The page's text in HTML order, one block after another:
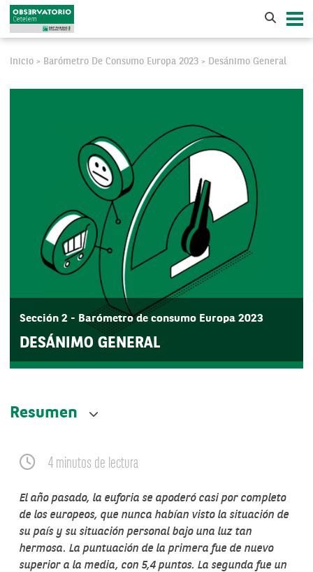
Inicio > Barómetro De Consumo Europa 2023 > Desánimo General
Sección 2 - Barómetro de consumo Europa 2023
DESÁNIMO GENERAL
4 minutos de lectura
El año pasado, la euforia se apoderó casi por completo
de los europeos, que nunca habían visto la situación de
su país y su situación personal bajo una luz tan
hermosa. La puntuación de la primera fue de nuevo
superior a la media, con 5,4 puntos. La segunda fue un
Resumen